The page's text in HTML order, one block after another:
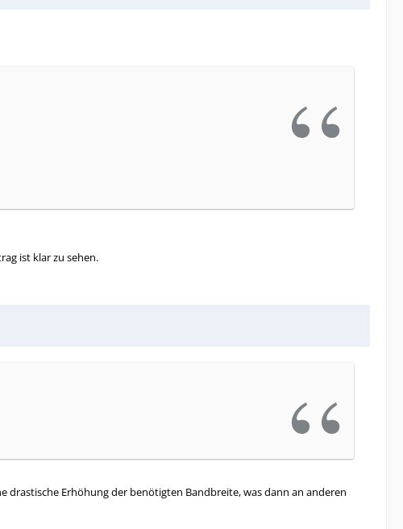
ist klar zu sehen.
drastische Erhöhung der benötigten Bandbreite, was dann an anderen